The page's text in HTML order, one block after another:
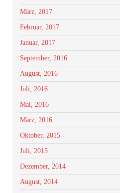
März, 2017
Februar, 2017
Januar, 2017
September, 2016
August, 2016
Juli, 2016
Mai, 2016
März, 2016
Oktober, 2015
Juli, 2015
Dezember, 2014
August, 2014